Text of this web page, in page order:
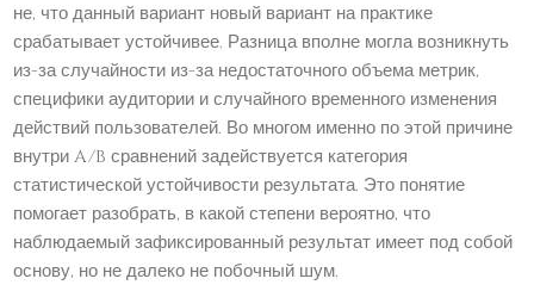
не, что данный вариант новый вариант на практике
срабатывает устойчивее. Разница вполне могла возникнуть
из-за случайности из-за недостаточного объема метрик,
специфики аудитории и случайного временного изменения
действий пользователей. Во многом именно по этой причине
внутри A/B сравнений задействуется категория
статистической устойчивости результата. Это понятие
помогает разобрать, в какой степени вероятно, что
наблюдаемый зафиксированный результат имеет под собой
основу, но не далеко не побочный шум.